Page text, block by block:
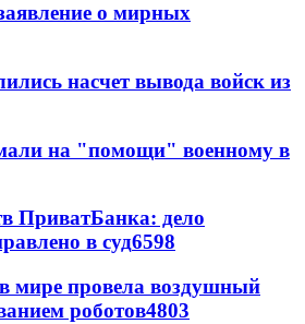
о мирных
насчет вывода войск из
на "помощи" военному в
ПриватБанка: дело
в суд6598
мире провела воздушный
роботов4803